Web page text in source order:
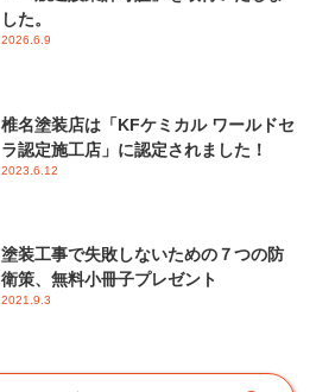
した。
2026.6.9
椎名塗装店は「KFケミカル ワールドセ
ラ認定施工店」に認定されました！
2023.6.12
塗装工事で失敗しないための７つの防
衛策、無料小冊子プレゼント
2021.9.3